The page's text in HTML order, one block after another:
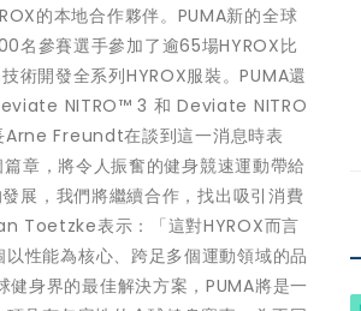
的本地合作夥伴。PUMA新的全球
名參賽選手參加了逾65場HYROX比
術開發全系列HYROX服裝。PUMA還
NITRO™ 3 和 Deviate NITRO
Arne Freundt在談到這一消息時表
章，將令人振奮的健身競速運動帶給
展，我們將繼續合作，找出吸引消費
Toetzke表示：「這對HYROX而言
性能為核心、跨足多個運動領域的品
身界的最佳解決方案，PUMA將是一